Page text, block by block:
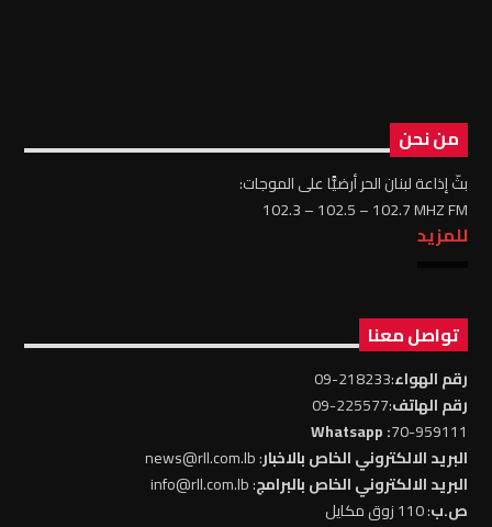
من نحن
بثّ إذاعة لبنان الحر أرضيًّا على الموجات:
102.3 – 102.5 – 102.7 MHZ FM
للمزيد
تواصل معنا
رقم الهواء:218233-09
رقم الهاتف:225577-09
70-959111
: Whatsapp
البريد الالكتروني الخاص بالاخبار: news@rll.com.lb
البريد الالكتروني الخاص بالبرامج: info@rll.com.lb
ص.ب: 110 زوق مكايل